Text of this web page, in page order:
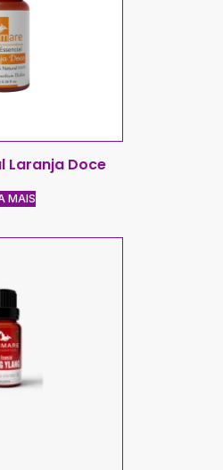
Laranja Doce
MAIS